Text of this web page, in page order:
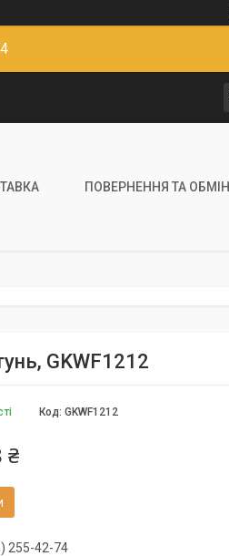
ПОВЕРНЕННЯ ТА ОБМІН
GKWF1212
Код: GKWF1212
₴
255-42-74